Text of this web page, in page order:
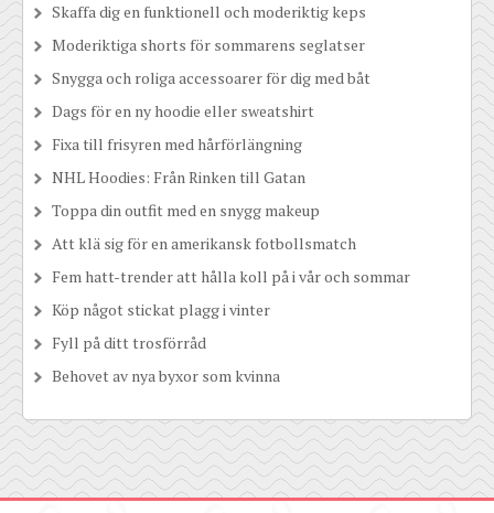
Skaffa dig en funktionell och moderiktig keps
Moderiktiga shorts för sommarens seglatser
Snygga och roliga accessoarer för dig med båt
Dags för en ny hoodie eller sweatshirt
Fixa till frisyren med hårförlängning
NHL Hoodies: Från Rinken till Gatan
Toppa din outfit med en snygg makeup
Att klä sig för en amerikansk fotbollsmatch
Fem hatt-trender att hålla koll på i vår och sommar
Köp något stickat plagg i vinter
Fyll på ditt trosförråd
Behovet av nya byxor som kvinna